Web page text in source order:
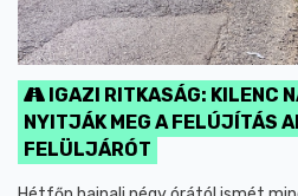
IGAZI RITKASÁG: KILENC
NYITJÁK MEG A FELÚJÍTÁS
FELÜLJÁRÓT